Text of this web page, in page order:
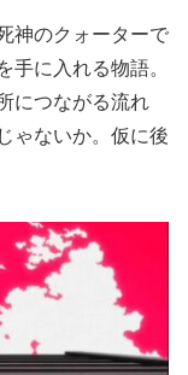
神のクォーターで
手に入れる物語。
につながる流れ
ゃないか。仮に後